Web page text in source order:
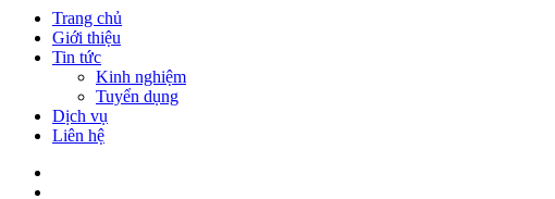
Trang chủ
Giới thiệu
Tin tức
Kinh nghiệm
Tuyển dụng
Dịch vụ
Liên hệ